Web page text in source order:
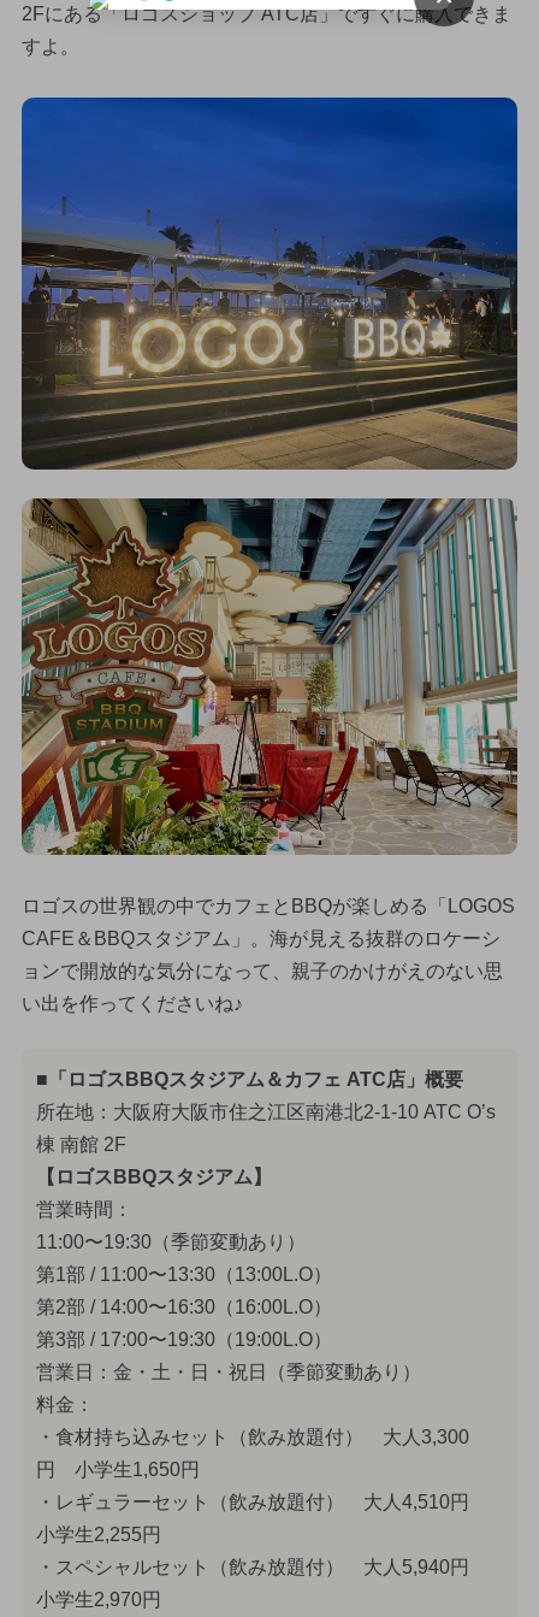
2Fにある「ロゴスショップ ATC店」ですぐに購入できま
すよ。
ロゴスの世界観の中でカフェとBBQが楽しめる「LOGOS
CAFE＆BBQスタジアム」。海が見える抜群のロケーシ
ョンで開放的な気分になって、親子のかけがえのない思
い出を作ってくださいね♪
■「ロゴスBBQスタジアム＆カフェ ATC店」概要
所在地：大阪府大阪市住之江区南港北2-1-10 ATC O’s
棟 南館 2F
【ロゴスBBQスタジアム】
営業時間：
11:00〜19:30（季節変動あり）
第1部 / 11:00〜13:30（13:00L.O）
第2部 / 14:00〜16:30（16:00L.O）
第3部 / 17:00〜19:30（19:00L.O）
営業日：金・土・日・祝日（季節変動あり）
料金：
・食材持ち込みセット（飲み放題付） 大人3,300
円 小学生1,650円
・レギュラーセット（飲み放題付） 大人4,510円
小学生2,255円
・スペシャルセット（飲み放題付） 大人5,940円
小学生2,970円